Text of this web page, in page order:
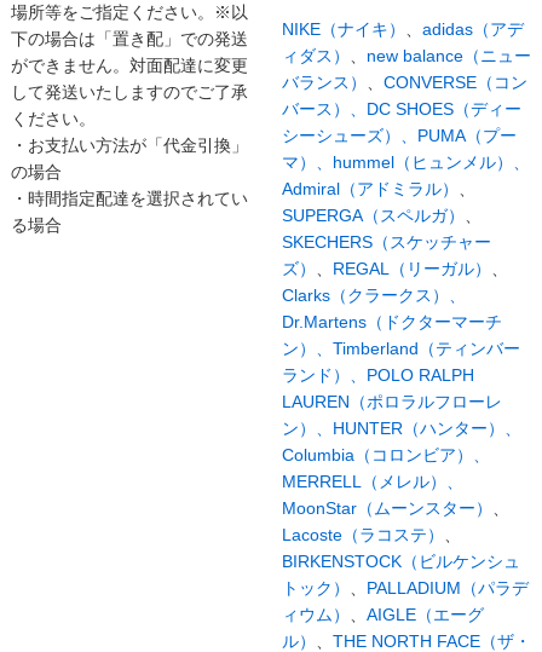
場所等をご指定ください。※以
下の場合は「置き配」での発送
ができません。対面配達に変更
して発送いたしますのでご了承
ください。
・お支払い方法が「代金引換」
の場合
・時間指定配達を選択されてい
る場合
NIKE（ナイキ）
adidas（アデ
ィダス）
new balance（ニュー
バランス）
CONVERSE（コン
バース）、 DC SHOES（ディー
シーシューズ）、 PUMA（プー
マ）、 hummel（ヒュンメル）、
Admiral（アドミラル）
SUPERGA（スペルガ）
SKECHERS（スケッチャー
ズ）
REGAL（リーガル）
Clarks（クラークス）、
Dr.Martens（ドクターマーチ
ン）、 Timberland（ティンバー
ランド）、 POLO RALPH
LAUREN（ポロラルフローレ
ン）、 HUNTER（ハンター）、
Columbia（コロンビア）、
MERRELL（メレル）、
MoonStar（ムーンスター）
Lacoste（ラコステ）
BIRKENSTOCK（ビルケンシュ
トック）
PALLADIUM（パラデ
ィウム）
AIGLE（エーグ
ル）
THE NORTH FACE（ザ・